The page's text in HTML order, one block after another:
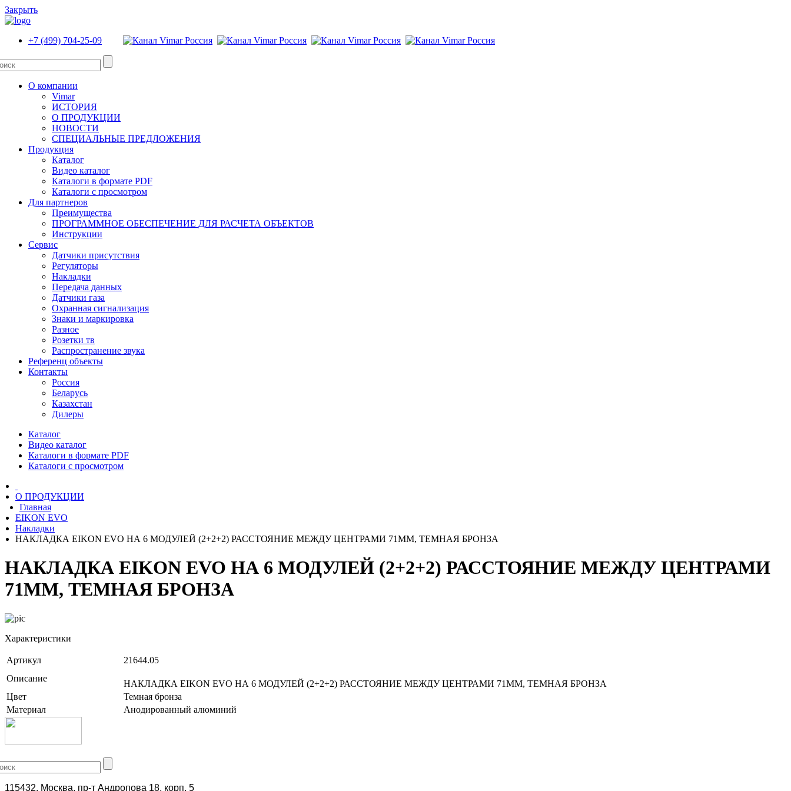
Закрыть
+7 (499) 704-25-09
О компании
Vimar
ИСТОРИЯ
О ПРОДУКЦИИ
НОВОСТИ
СПЕЦИАЛЬНЫЕ ПРЕДЛОЖЕНИЯ
Продукция
Каталог
Видео каталог
Каталоги в формате PDF
Каталоги с просмотром
Для партнеров
Преимущества
ПРОГРАММНОЕ ОБЕСПЕЧЕНИЕ ДЛЯ РАСЧЕТА ОБЪЕКТОВ
Инструкции
Сервис
Датчики присутствия
Регуляторы
Накладки
Передача данных
Датчики газа
Охранная сигнализация
Знаки и маркировка
Разное
Розетки тв
Распространение звука
Референц объекты
Контакты
Россия
Беларусь
Казахстан
Дилеры
Каталог
Видео каталог
Каталоги в формате PDF
Каталоги с просмотром
О ПРОДУКЦИИ
Главная
EIKON EVO
Накладки
НАКЛАДКА EIKON EVO НА 6 МОДУЛЕЙ (2+2+2) РАССТОЯНИЕ МЕЖДУ ЦЕНТРАМИ 71ММ, ТЕМНАЯ БРОНЗА
НАКЛАДКА EIKON EVO НА 6 МОДУЛЕЙ (2+2+2) РАССТОЯНИЕ МЕЖДУ ЦЕНТРАМИ
71ММ, ТЕМНАЯ БРОНЗА
Характеристики
Артикул
21644.05
Описание
НАКЛАДКА EIKON EVO НА 6 МОДУЛЕЙ (2+2+2) РАССТОЯНИЕ МЕЖДУ ЦЕНТРАМИ 71ММ, ТЕМНАЯ БРОНЗА
Цвет
Темная бронза
Материал
Анодированный алюминий
115432, Москва, пр-т Андропова 18, корп. 5